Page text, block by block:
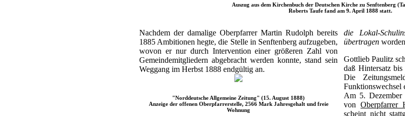
Auszug aus dem Kirchenbuch der Deutschen Kirche zu Senftenberg
Roberts Taufe fand am 9. April 1888 statt.
Nachdem der damalige Oberpfarrer Martin Rudolph bereits
1885 Ambitionen hegte, die Stelle in Senftenberg aufzugeben,
wovon er nur durch Intervention einer größeren Zahl von
Gemeindemitgliedern abgebracht werden konnte, stand sein
Weggang im Herbst 1888 endgültig an.
"Norddeutsche Allgemeine Zeitung" (15. August 1888)
Anzeige der offenen Oberpfarrerstelle, 2566 Mark Jahresgehalt und freie
Wohnung
die Lokal-
übertragen
Gottlieb Paulitz
daß Hintersatz
Die
Funktionswechsel
Am 5. Dezember
vonOberpfarrer
scheint nicht